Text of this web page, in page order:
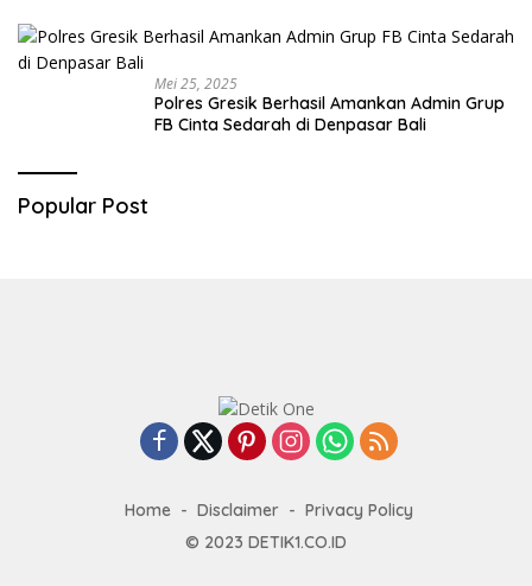
Mei 25, 2025
Polres Gresik Berhasil Amankan Admin Grup
FB Cinta Sedarah di Denpasar Bali
Popular Post
Home Disclaimer
Privacy Policy
© 2023 DETIK1.CO.ID